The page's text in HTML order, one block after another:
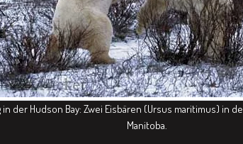
der Hudson Bay: Zwei Eisbären (Ursus maritimus) in
Manitoba.